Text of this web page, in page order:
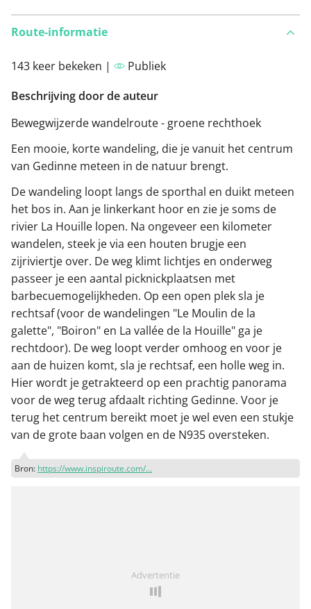
Route-informatie
143 keer bekeken |
Publiek
Beschrijving door de auteur
Bewegwijzerde wandelroute - groene rechthoek
Een mooie, korte wandeling, die je vanuit het centrum
van Gedinne meteen in de natuur brengt.
De wandeling loopt langs de sporthal en duikt meteen
het bos in. Aan je linkerkant hoor en zie je soms de
rivier La Houille lopen. Na ongeveer een kilometer
wandelen, steek je via een houten brugje een
zijriviertje over. De weg klimt lichtjes en onderweg
passeer je een aantal picknickplaatsen met
barbecuemogelijkheden. Op een open plek sla je
rechtsaf (voor de wandelingen "Le Moulin de la
galette", "Boiron" en La vallée de la Houille" ga je
rechtdoor). De weg loopt verder omhoog en voor je
aan de huizen komt, sla je rechtsaf, een holle weg in.
Hier wordt je getrakteerd op een prachtig panorama
voor de weg terug afdaalt richting Gedinne. Voor je
terug het centrum bereikt moet je wel even een stukje
van de grote baan volgen en de N935 oversteken.
Bron: https://www.inspiroute.com/...
Advertentie